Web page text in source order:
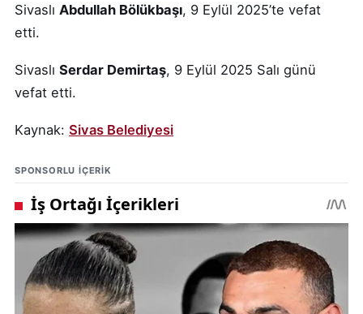
Sivaslı Abdullah Bölükbaşı, 9 Eylül 2025’te vefat
etti.
Sivaslı Serdar Demirtaş, 9 Eylül 2025 Salı günü
vefat etti.
Kaynak: Sivas Belediyesi
SPONSORLU IÇERIK